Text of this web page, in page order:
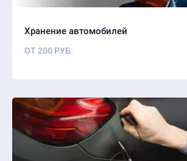
Хранение автомобилей
ОТ 200 РУБ.